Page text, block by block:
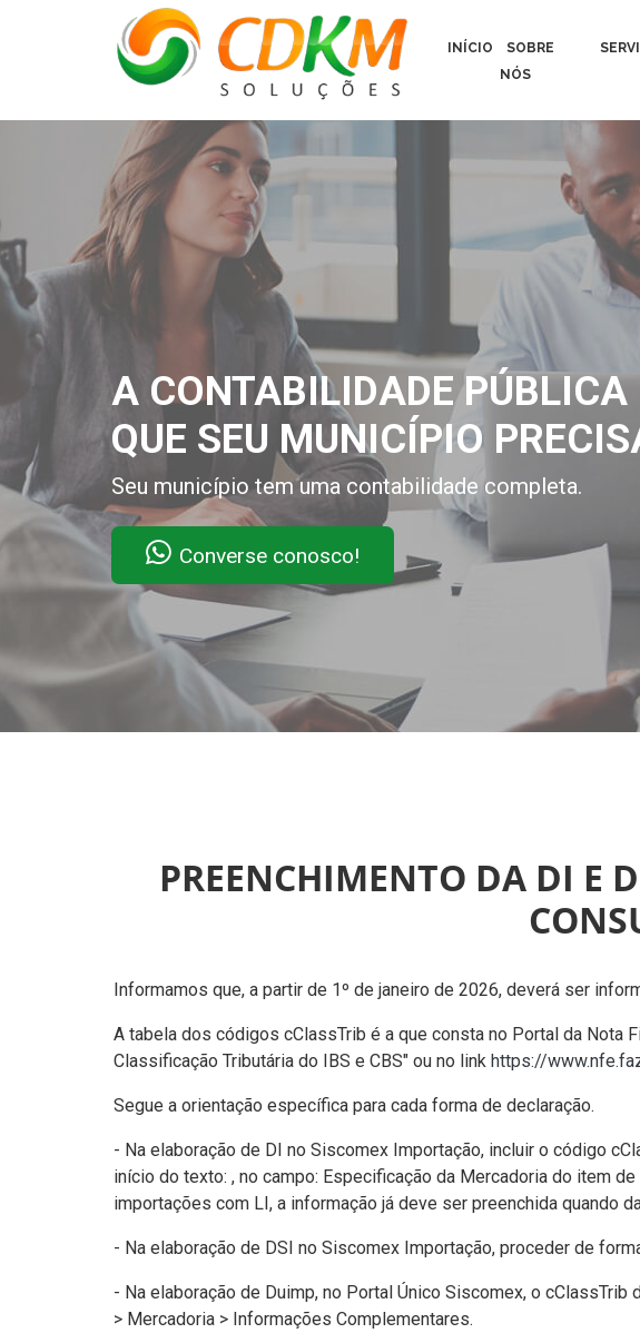
INÍCIO
SOBRE
NÓS
A CONTABILIDADE PÚBLICA
QUE SEU MUNICÍPIO
Seu município tem uma contabilidade completa.
Converse conosco!
PREENCHIMENTO DA DI E
Informamos que, a partir de 1º de janeiro de 2026, deverá ser
A tabela dos códigos cClassTrib é a que consta no Portal da Nota
Classificação Tributária do IBS e CBS" ou no link https://
Segue a orientação específica para cada forma de declaração.
- Na elaboração de DI no Siscomex Importação, incluir o código
início do texto: , no campo: Especificação da Mercadoria do item
importações com LI, a informação já deve ser preenchida quando
- Na elaboração de DSI no Siscomex Importação, proceder de
- Na elaboração de Duimp, no Portal Único Siscomex, o
> Mercadoria > Informações Complementares.